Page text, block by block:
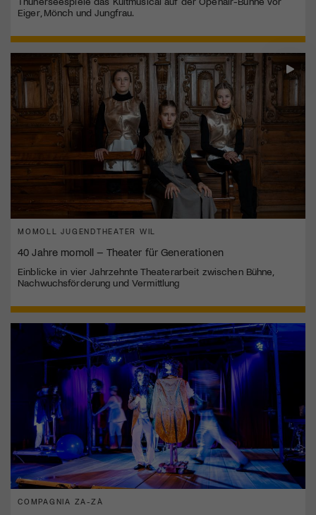
Eiger, Mönch und Jungfrau.
MOMOLL JUGENDTHEATER WIL
40 Jahre momoll – Theater für Generationen
Einblicke in vier Jahrzehnte Theaterarbeit zwischen Bühne,
Nachwuchsförderung und Vermittlung
COMPAGNIA ZA-ZÀ